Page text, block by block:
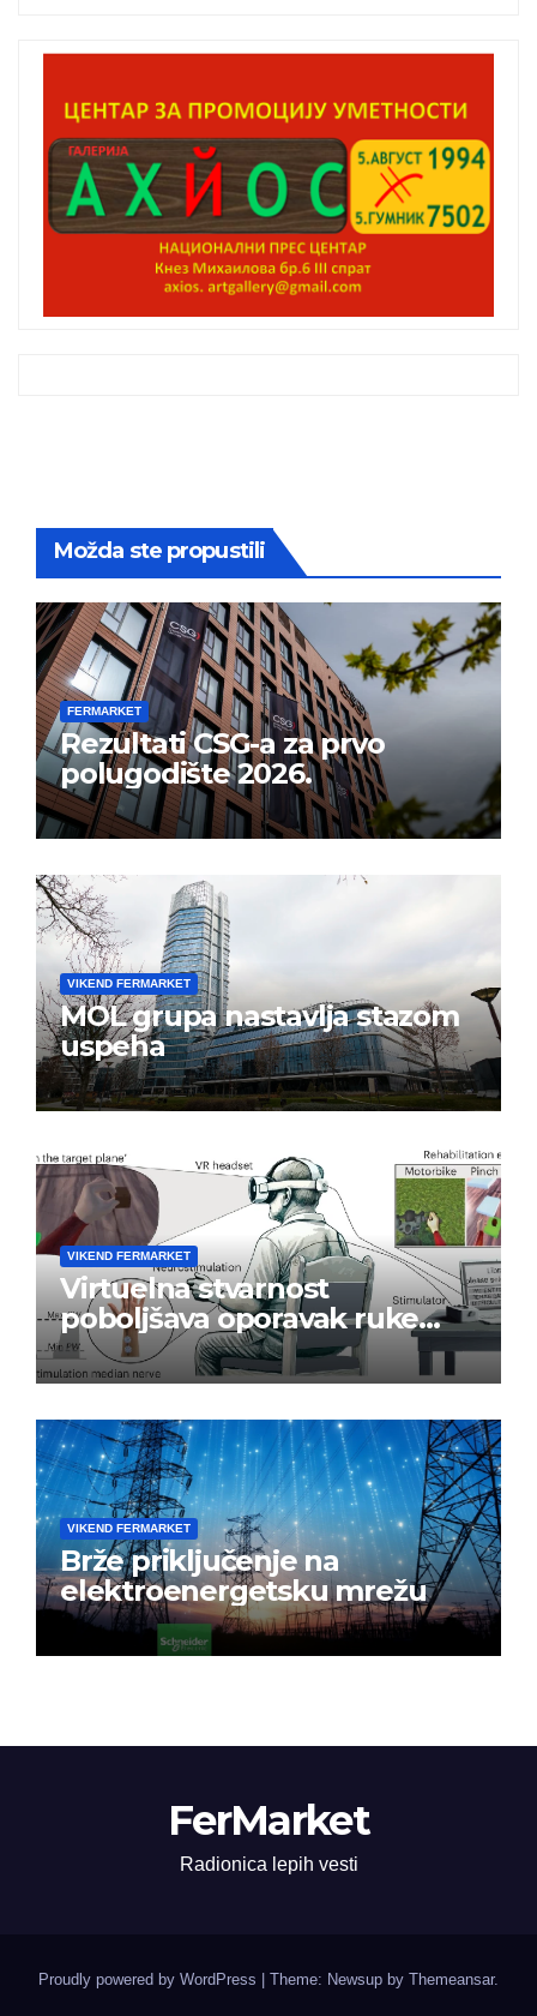
Možda ste propustili
FERMARKET
Rezultati CSG-a za prvo
polugodište 2026.
VIKEND FERMARKET
MOL grupa nastavlja stazom
uspeha
VIKEND FERMARKET
Virtuelna stvarnost
poboljšava oporavak ruke
nakon moždanog udara
VIKEND FERMARKET
Brže priključenje na
elektroenergetsku mrežu
FerMarket
Radionica lepih vesti
Proudly powered by WordPress Theme: Newsup by Themeansar.